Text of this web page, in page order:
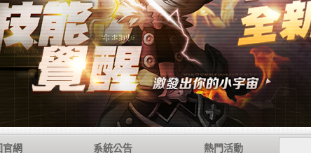
官網 系統公告 熱門活動